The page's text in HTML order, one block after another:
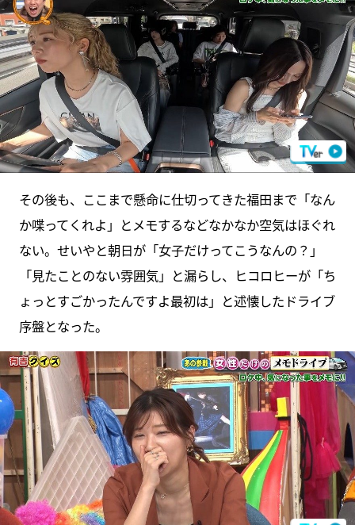
その後も、ここまで懸命に仕切ってきた福田まで「なん
か喋ってくれよ」とメモするなどなかなか空気はほぐれ
ない。せいやと朝日が「女子だけってこうなんの？」
「見たことのない雰囲気」と漏らし、ヒコロヒーが「ち
ょっとすごかったんですよ最初は」と述懐したドライブ
序盤となった。